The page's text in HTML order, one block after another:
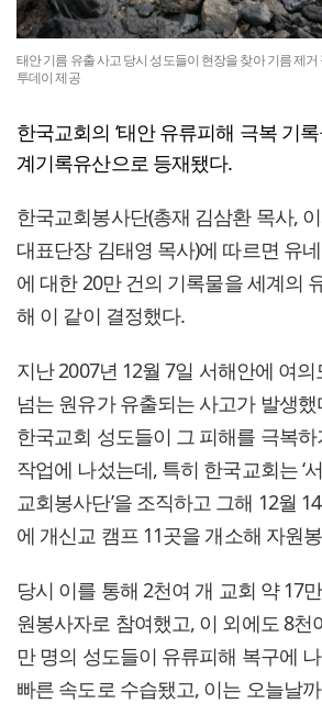
태안 기름 유출 사고 당시 성도들이 현장을 찾아 기름 제
투데이 제공
한국교회의 ‘태안 유류피해 극복 기
계기록유산으로 등재됐다.
한국교회봉사단(총재 김삼환 목사,
대표단장 김태영 목사)에 따르면 유
에 대한 20만 건의 기록물을 세계의
해 이 같이 결정했다.
지난 2007년 12월 7일 서해안에 여
넘는 원유가 유출되는 사고가 발생
한국교회 성도들이 그 피해를 극복
작업에 나섰는데, 특히 한국교회는 ‘
교회봉사단’을 조직하고 그해 12월
에 개신교 캠프 11곳을 개소해 자원
당시 이를 통해 2천여 개 교회 약 17
원봉사자로 참여했고, 이 외에도 8천
만 명의 성도들이 유류피해 복구에
빠른 속도로 수습됐고, 이는 오늘날